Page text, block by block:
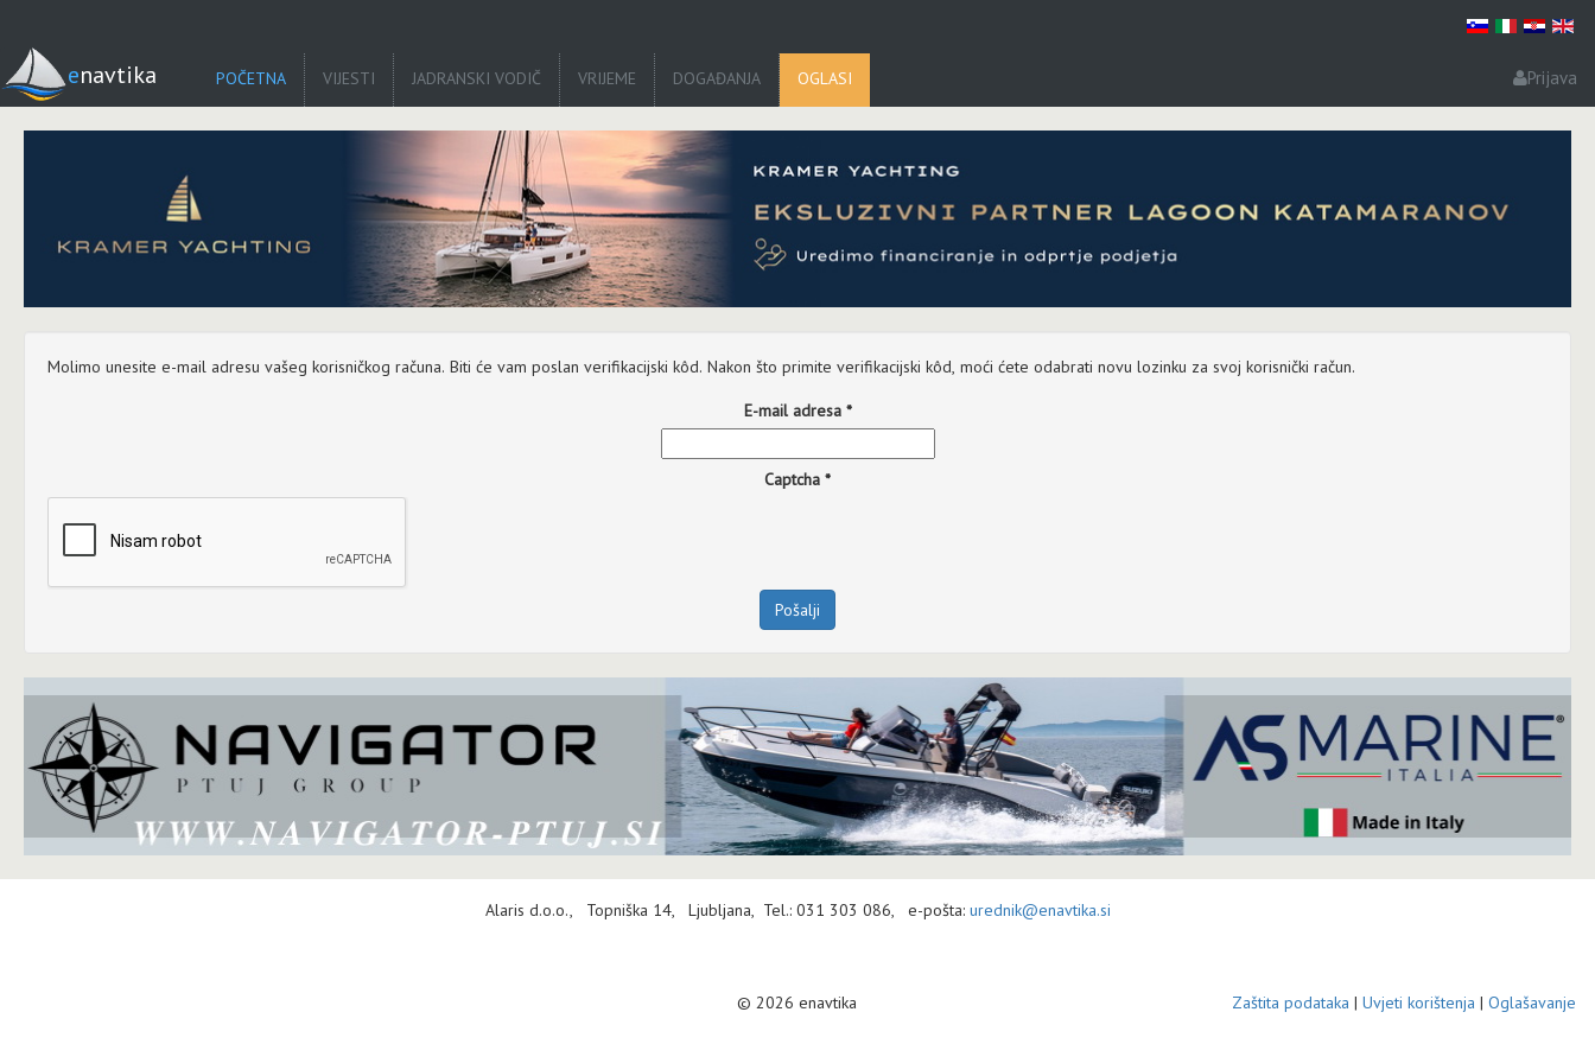
enavtika POČETNA VIJESTI JADRANSKI VODIČ VRIJEME DOGAĐANJA OGLASI Prijava
Molimo unesite e-mail adresu vašeg korisničkog računa. Biti će vam poslan verifikacijski kôd. Nakon što primite verifikacijski kôd, moći ćete odabrati novu lozinku za svoj korisnički račun.
E-mail adresa*
Captcha *
Pošalji
Alaris d.o.o., Topniška 14, Ljubljana, Tel.: 031 303 086, e-pošta: urednik@enavtika.si
© 2026 enavtika Zaštita podataka | Uvjeti korištenja | Oglašavanje